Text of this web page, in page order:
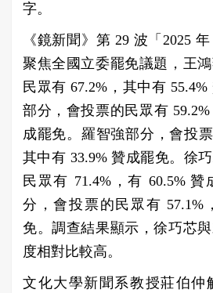
字。
《鏡新聞》第 29 波「2025
聚焦全國立委罷免議題，王
民眾有 67.2%，其中有
部分，會投票的民眾有
成罷免。羅智強部分，會投
其中有 33.9% 贊成罷免。徐
民眾有 71.4%，有 60.5%
分，會投票的民眾有 57.1%
免。調查結果顯示，徐巧芯
度相對比較高。
文化大學新聞系教授莊伯仲